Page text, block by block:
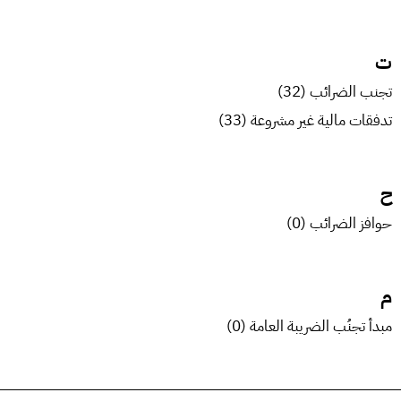
ت
تجنب الضرائب (32)
تدفقات مالية غير مشروعة (33)
ح
حوافز الضرائب (0)
م
مبدأ تجنُب الضريبة العامة (0)